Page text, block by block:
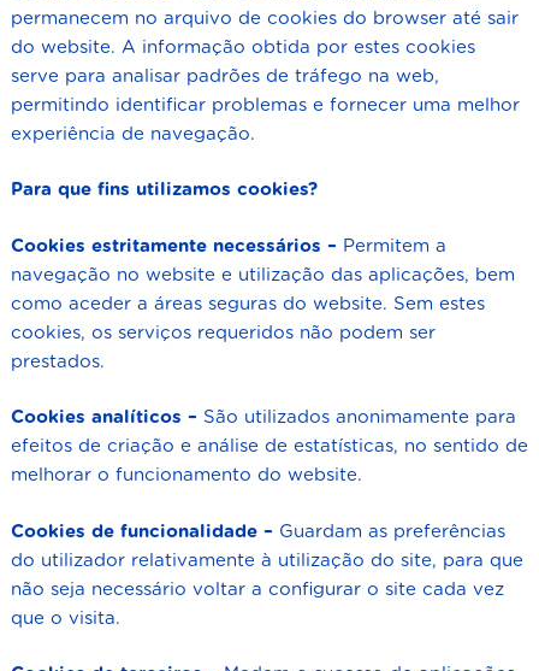
permanecem no arquivo de cookies do browser até sair
do website. A informação obtida por estes cookies
serve para analisar padrões de tráfego na web,
permitindo identificar problemas e fornecer uma melhor
experiência de navegação.
Para que fins utilizamos cookies?
Cookies estritamente necessários – Permitem a
navegação no website e utilização das aplicações, bem
como aceder a áreas seguras do website. Sem estes
cookies, os serviços requeridos não podem ser
prestados.
Cookies analíticos – São utilizados anonimamente para
efeitos de criação e análise de estatísticas, no sentido de
melhorar o funcionamento do website.
Cookies de funcionalidade – Guardam as preferências
do utilizador relativamente à utilização do site, para que
não seja necessário voltar a configurar o site cada vez
que o visita.